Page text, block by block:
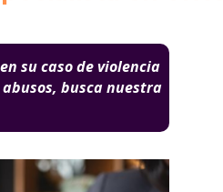
su caso de violencia
busca nuestra